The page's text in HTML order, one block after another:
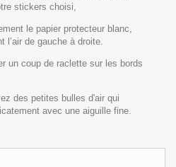
stickers choisi,
le papier protecteur blanc,
l’air de gauche à droite.
un coup de raclette sur les bords
des petites bulles d'air qui
avec une aiguille fine.